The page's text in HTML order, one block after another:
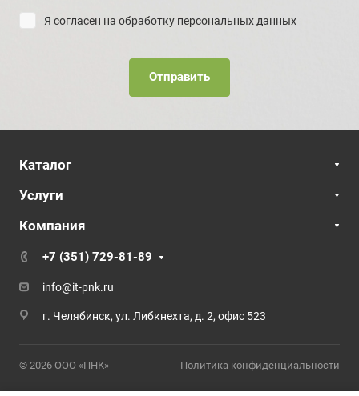
Я согласен на обработку персональных данных
Каталог
Услуги
Компания
+7 (351) 729-81-89
info@it-pnk.ru
г. Челябинск, ул. Либкнехта, д. 2, офис 523
© 2026 ООО «ПНК» Политика конфиденциальности